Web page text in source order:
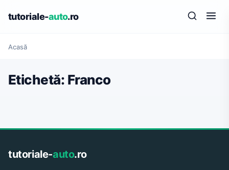
tutoriale-auto.ro
Acasă
Etichetă: Franco
tutoriale-auto.ro